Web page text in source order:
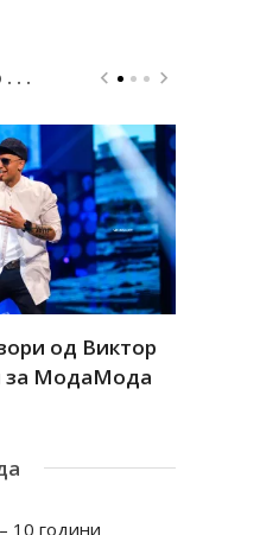
. .
од Виктор
за МодаМода
10 години